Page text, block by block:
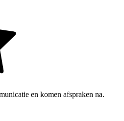
en komen afspraken na.